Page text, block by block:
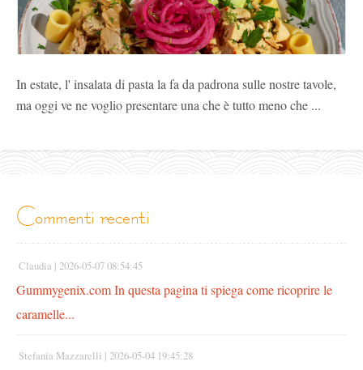
In estate, l' insalata di pasta la fa da padrona sulle nostre tavole,
ma oggi ve ne voglio presentare una che è tutto meno che ...
commenti recenti
Claudia | 2026-05-07 08:54:45
Gummygenix.com In questa pagina ti spiega come ricoprire le
caramelle...
Stefania Mazzarelli | 2026-05-04 19:45:28